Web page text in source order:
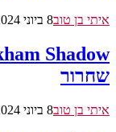
איתי בן טוב8 ביוני 2024
שחרור
איתי בן טוב8 ביוני 2024